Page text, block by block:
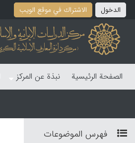
الدخول الاشتراك في موقع الویب
الصفحة الرئیسیة نبذة عن المرکز
فهرس الموضوعات